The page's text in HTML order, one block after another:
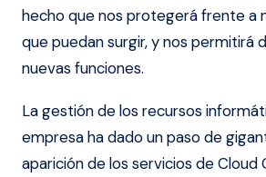
hecho que nos protegerá frente a
que puedan surgir, y nos permitirá
nuevas funciones.
La gestión de los recursos
empresa ha dado un paso de
aparición de los servicios de Cloud